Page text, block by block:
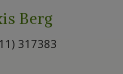
Berg
317383